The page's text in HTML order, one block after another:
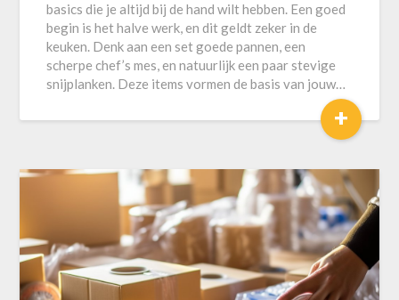
basics die je altijd bij de hand wilt hebben. Een goed
begin is het halve werk, en dit geldt zeker in de
keuken. Denk aan een set goede pannen, een
scherpe chef’s mes, en natuurlijk een paar stevige
snijplanken. Deze items vormen de basis van jouw…
+